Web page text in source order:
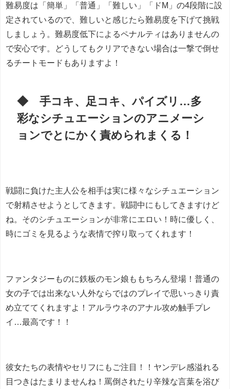
難易度は「簡単」「普通」「難しい」「ドM」の4段階に設
定されているので、難しいと感じたら難易度を下げて挑戦
しましょう。難易度低下によるペナルティはありませんの
で安心です。どうしてもクリアできない場合は一撃で倒せ
るチートモードもありますよ！
◆ 手コキ、足コキ、パイズリ…多
彩なシチュエーションのアニメーシ
ョンでとにかく責められまくる！
戦闘に負けた主人公を相手は実に様々なシチュエーション
で射精させようとしてきます。戦闘中にもしてきますけど
ね。そのシチュエーションが非常にエロい！時に優しく、
時にゴミを見るような表情で搾り取ってくれます！
ファンタジーものに鉄板のモン娘ももちろん登場！普通の
女の子では出来ない人外ならではのプレイで思いっきり責
め立ててくれますよ！アルラウネのアナル攻め触手プレ
イ…最高です！！
彼女たちの表情やセリフにもご注目！！ヤンデレ感溢れる
目つきはたまりませんね！罵倒されたり辛辣な言葉を浴び